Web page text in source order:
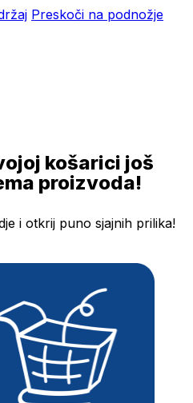
Preskoči na podnožje
košarici još
proizvoda!
i otkrij puno sjajnih prilika!